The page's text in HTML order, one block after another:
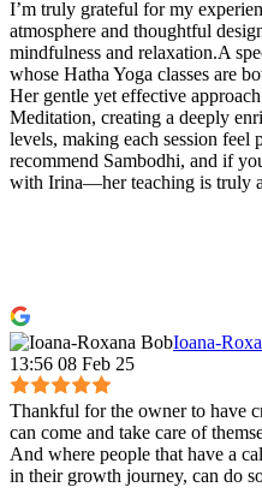
I’m truly grateful for my
atmosphere and thoughtful
mindfulness and relaxation.A
whose Hatha Yoga classes are
Her gentle yet effective
Meditation, creating a deeply
levels, making each session
recommend Sambodhi, and if
with Irina—her teaching is truly
Ioana-
13:56 08 Feb 25
Thankful for the owner to have
can come and take care of
And where people that have a
in their growth journey, can do